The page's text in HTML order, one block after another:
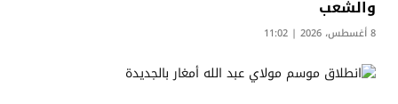
والشعب
8 أغسطس، 2026 | 11:02